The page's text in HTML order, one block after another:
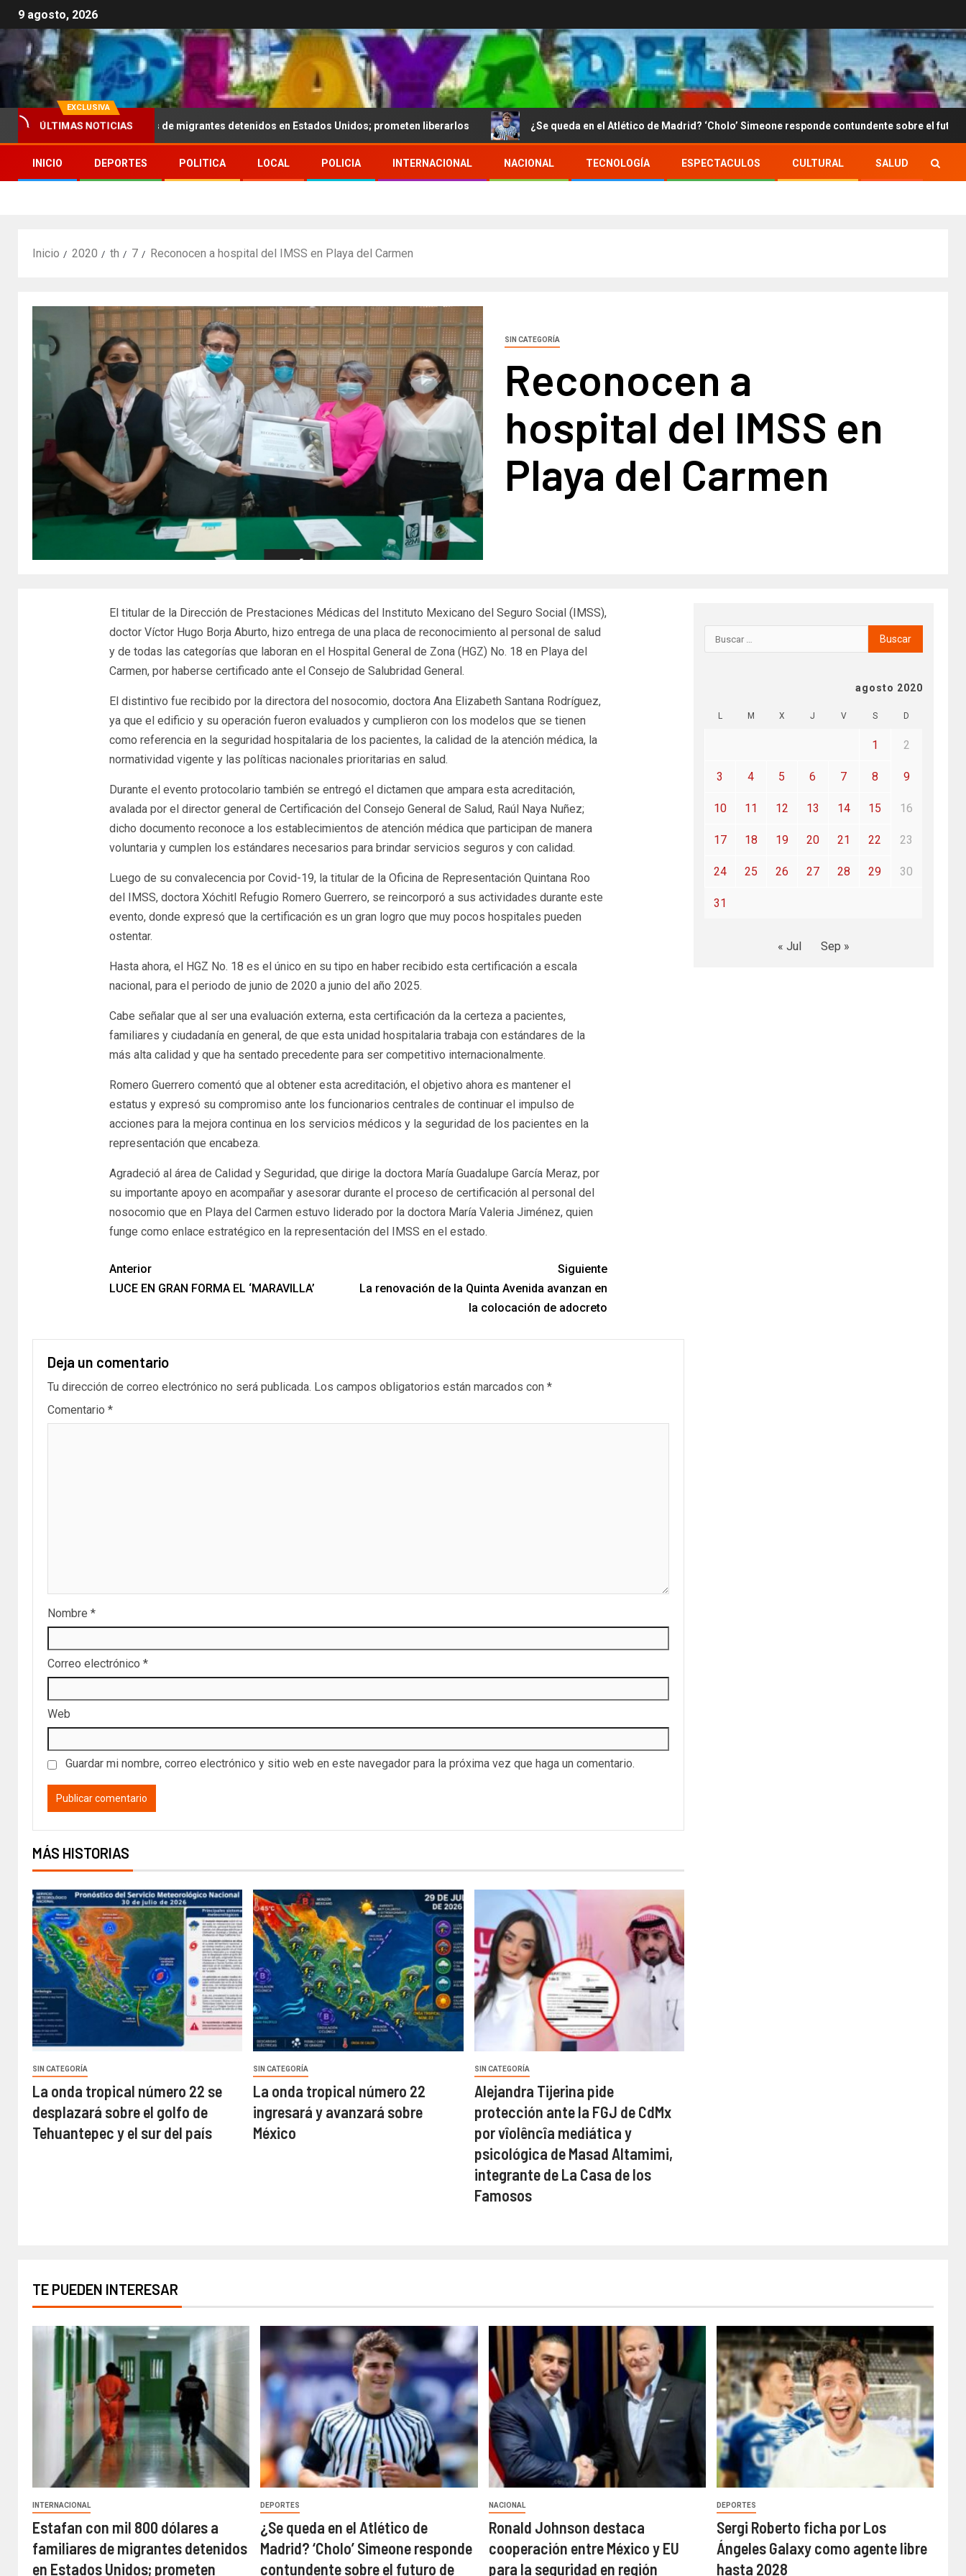
9 agosto, 2026
EXCLUSIVA
ÚLTIMAS NOTICIAS
a familiares de migrantes detenidos en Estados Unidos; prometen liberarlos ¿Se queda en el Atlético de Madrid? ‘Cholo’ Simeone responde contundente sobre el futuro de Julián
INICIO DEPORTES POLITICA LOCAL POLICIA INTERNACIONAL NACIONAL TECNOLOGÍA ESPECTACULOS CULTURAL SALUD
Inicio 2020 th 7 Reconocen a hospital del IMSS en Playa del Carmen
SIN CATEGORÍA
Reconocen a
hospital del IMSS en
Playa del Carmen
El titular de la Dirección de Prestaciones Médicas del Instituto Mexicano del Seguro Social (IMSS),
doctor Víctor Hugo Borja Aburto, hizo entrega de una placa de reconocimiento al personal de salud
y de todas las categorías que laboran en el Hospital General de Zona (HGZ) No. 18 en Playa del
Carmen, por haberse certificado ante el Consejo de Salubridad General.
El distintivo fue recibido por la directora del nosocomio, doctora Ana Elizabeth Santana Rodríguez,
ya que el edificio y su operación fueron evaluados y cumplieron con los modelos que se tienen
como referencia en la seguridad hospitalaria de los pacientes, la calidad de la atención médica, la
normatividad vigente y las políticas nacionales prioritarias en salud.
Durante el evento protocolario también se entregó el dictamen que ampara esta acreditación,
avalada por el director general de Certificación del Consejo General de Salud, Raúl Naya Nuñez;
dicho documento reconoce a los establecimientos de atención médica que participan de manera
voluntaria y cumplen los estándares necesarios para brindar servicios seguros y con calidad.
Luego de su convalecencia por Covid-19, la titular de la Oficina de Representación Quintana Roo
del IMSS, doctora Xóchitl Refugio Romero Guerrero, se reincorporó a sus actividades durante este
evento, donde expresó que la certificación es un gran logro que muy pocos hospitales pueden
ostentar.
Hasta ahora, el HGZ No. 18 es el único en su tipo en haber recibido esta certificación a escala
nacional, para el periodo de junio de 2020 a junio del año 2025.
Cabe señalar que al ser una evaluación externa, esta certificación da la certeza a pacientes,
familiares y ciudadanía en general, de que esta unidad hospitalaria trabaja con estándares de la
más alta calidad y que ha sentado precedente para ser competitivo internacionalmente.
Romero Guerrero comentó que al obtener esta acreditación, el objetivo ahora es mantener el
estatus y expresó su compromiso ante los funcionarios centrales de continuar el impulso de
acciones para la mejora continua en los servicios médicos y la seguridad de los pacientes en la
representación que encabeza.
Agradeció al área de Calidad y Seguridad, que dirige la doctora María Guadalupe García Meraz, por
su importante apoyo en acompañar y asesorar durante el proceso de certificación al personal del
nosocomio que en Playa del Carmen estuvo liderado por la doctora María Valeria Jiménez, quien
funge como enlace estratégico en la representación del IMSS en el estado.
Anterior
LUCE EN GRAN FORMA EL ‘MARAVILLA’
Siguiente
La renovación de la Quinta Avenida avanzan en
la colocación de adocreto
Deja un comentario
Tu dirección de correo electrónico no será publicada. Los campos obligatorios están marcados con *
Comentario *
Nombre *
Correo electrónico *
Web
Guardar mi nombre, correo electrónico y sitio web en este navegador para la próxima vez que haga un comentario.
MÁS HISTORIAS
SIN CATEGORÍA
La onda tropical número 22 se
desplazará sobre el golfo de
Tehuantepec y el sur del país
SIN CATEGORÍA
La onda tropical número 22
ingresará y avanzará sobre
México
SIN CATEGORÍA
Alejandra Tijerina pide
protección ante la FGJ de CdMx
por vîolêncîa mediática y
psicológica de Masad Altamimi,
integrante de La Casa de los
Famosos
agosto 2020
L M X J V S D
1 2
3 4 5 6 7 8 9
10 11 12 13 14 15 16
17 18 19 20 21 22 23
24 25 26 27 28 29 30
31
« Jul Sep »
TE PUEDEN INTERESAR
INTERNACIONAL
Estafan con mil 800 dólares a
familiares de migrantes detenidos
en Estados Unidos; prometen
DEPORTES
¿Se queda en el Atlético de
Madrid? ‘Cholo’ Simeone responde
contundente sobre el futuro de
NACIONAL
Ronald Johnson destaca
cooperación entre México y EU
para la seguridad en región
DEPORTES
Sergi Roberto ficha por Los
Ángeles Galaxy como agente libre
hasta 2028